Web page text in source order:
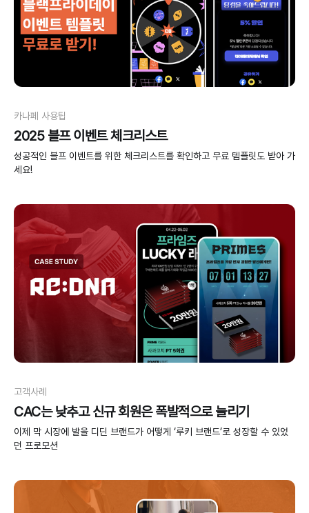
카나페 사용팁
2025 블프 이벤트 체크리스트
성공적인 블프 이벤트를 위한 체크리스트를 확인하고 무료 템플릿도 받아 가
세요!
고객사례
CAC는 낮추고 신규 회원은 폭발적으로 늘리기
이제 막 시장에 발을 디딘 브랜드가 어떻게 ‘루키 브랜드’로 성장할 수 있었
던 프로모션